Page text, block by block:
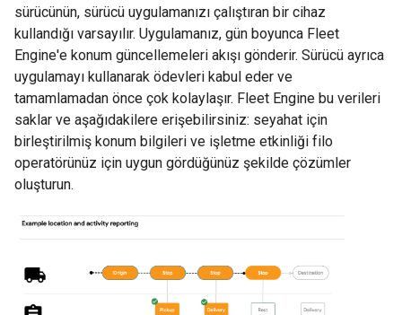
sürücünün, sürücü uygulamanızı çalıştıran bir cihaz
kullandığı varsayılır. Uygulamanız, gün boyunca Fleet
Engine'e konum güncellemeleri akışı gönderir. Sürücü ayrıca
uygulamayı kullanarak ödevleri kabul eder ve
tamamlamadan önce çok kolaylaşır. Fleet Engine bu verileri
saklar ve aşağıdakilere erişebilirsiniz: seyahat için
birleştirilmiş konum bilgileri ve işletme etkinliği filo
operatörünüz için uygun gördüğünüz şekilde çözümler
oluşturun.